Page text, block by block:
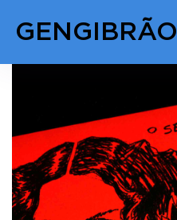
GENGIBRÃO